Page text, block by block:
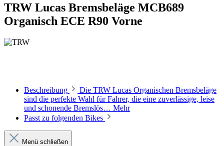
TRW Lucas Bremsbeläge MCB689
Organisch ECE R90 Vorne
Beschreibung
Die TRW Lucas Organischen Bremsbeläge
sind die perfekte Wahl für Fahrer, die eine zuverlässige, leise
und schonende Bremslös… Mehr
Passt zu folgenden Bikes
Menü schließen